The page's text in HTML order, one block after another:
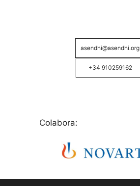
asendhi@asendhi.org
+34 910259162
Colabora: